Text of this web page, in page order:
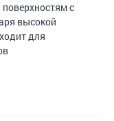
с
высокой
для